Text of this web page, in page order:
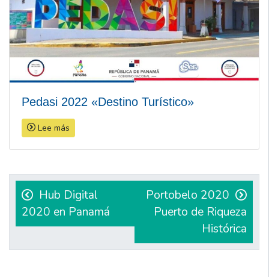
Pedasi 2022 «Destino Turístico»
Lee más
Navegación
de
entradas
Hub Digital
2020 en Panamá
Portobelo 2020
Puerto de Riqueza
Histórica